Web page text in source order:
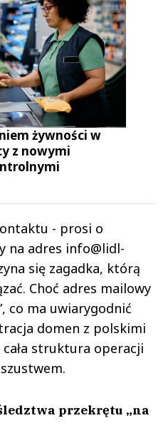
żywności w
z nowymi
- prosi o
na adres info@lidl-
się zagadka, którą
Choć adres mailowy
co ma uwiarygodnić
domen z polskimi
struktura operacji
przekrętu „na